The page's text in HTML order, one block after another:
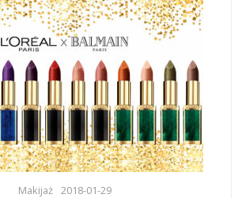
Makijaż 2018-01-29